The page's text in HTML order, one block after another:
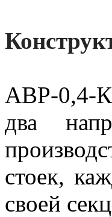
АВР-0,4-
два
стоек,
своей